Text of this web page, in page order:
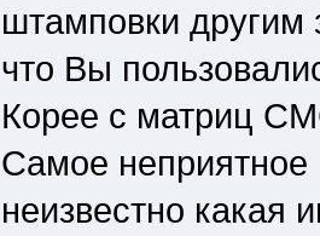
штамповки другим
что Вы
Корее с матриц
Самое неприятное
неизвестно какая